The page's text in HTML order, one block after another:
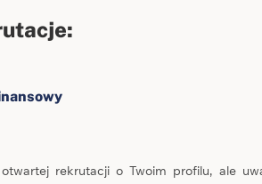
rekrutacji o Twoim profilu, ale